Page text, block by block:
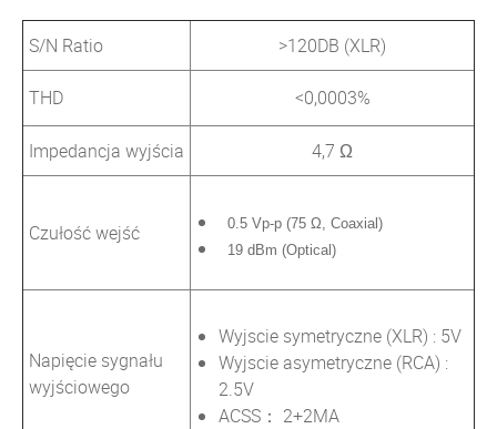
S/N Ratio >120DB (XLR)
THD <0,0003%
Impedancja wyjścia 4,7 Ω
Czułość wejść 0.5 Vp-p (75 Ω, Coaxial)
19 dBm (Optical)
Napięcie sygnału
wyjściowego
Wyjscie symetryczne (XLR) : 5V
Wyjscie asymetryczne (RCA) :
2.5V
ACSS： 2+2MA